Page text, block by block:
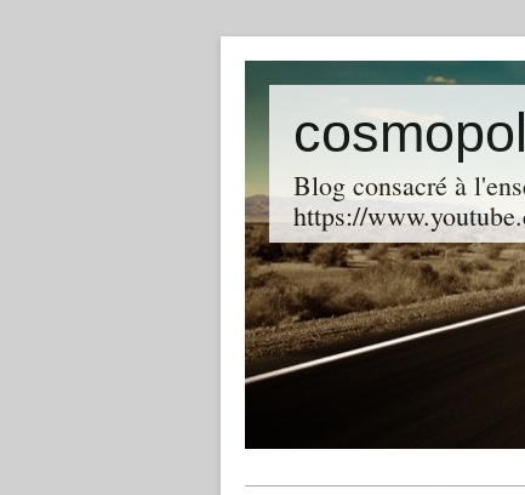
Blog consacré à
https://